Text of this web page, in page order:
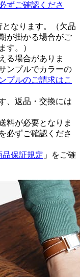
ずご確認くださ
なります。（欠品
が掛かる場合がご
す。）
る場合がありま
ンプルでカラーの
プルのご請求はこ
、返品・交換には
料が必要となりま
必ずご確認くださ
品保証規定 」をご確